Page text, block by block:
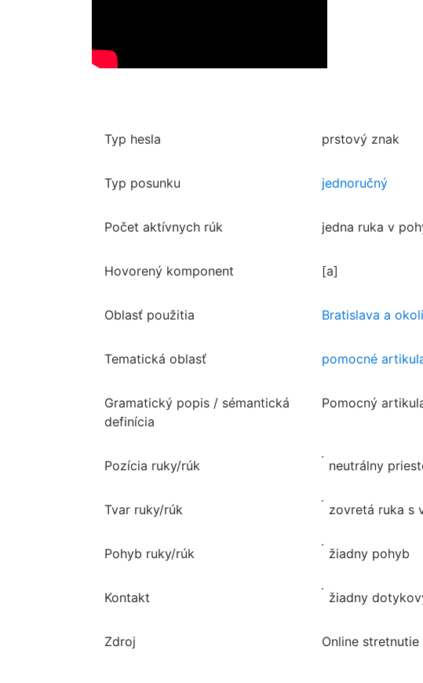
Typ hesla prstový znak
Typ posunku jednoručný
Počet aktívnych rúk jedna ruka v
Hovorený komponent [a]
Oblasť použitia Bratislava a
Tematická oblasť pomocné
Gramatický popis / sémantická
definícia
Pomocný
Pozícia ruky/rúk neutrálny
Tvar ruky/rúk zovretá ruka s
Pohyb ruky/rúk žiadny pohyb
Kontakt žiadny
Zdroj Online